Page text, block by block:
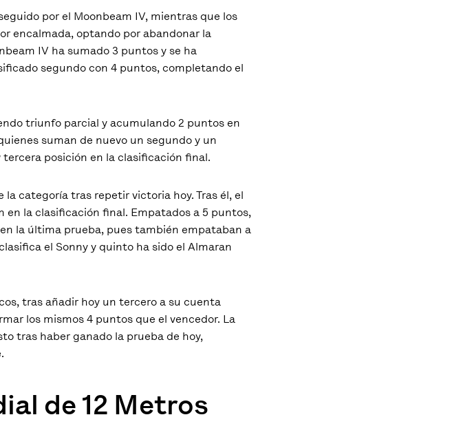
por el Moonbeam IV, mientras que los
encalmada, optando por abandonar la
IV ha sumado 3 puntos y se ha
segundo con 4 puntos, completando el
triunfo parcial y acumulando 2 puntos en
suman de nuevo un segundo y un
posición en la clasificación final.
categoría tras repetir victoria hoy. Tras él, el
la clasificación final. Empatados a 5 puntos,
la última prueba, pues también empataban a
el Sonny y quinto ha sido el Almaran
tras añadir hoy un tercero a su cuenta
los mismos 4 puntos que el vencedor. La
tras haber ganado la prueba de hoy,
de 12 Metros